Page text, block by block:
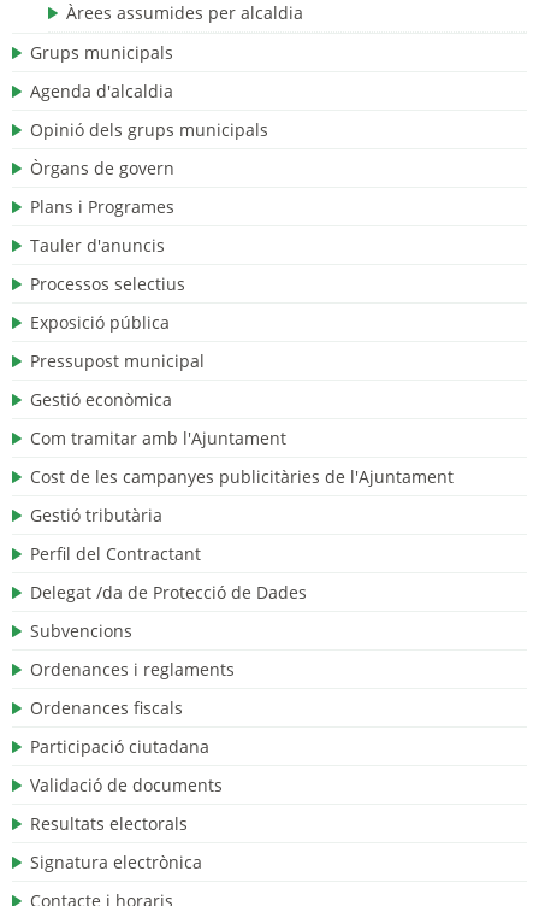
Àrees assumides per alcaldia
Grups municipals
Agenda d'alcaldia
Opinió dels grups municipals
Òrgans de govern
Plans i Programes
Tauler d'anuncis
Processos selectius
Exposició pública
Pressupost municipal
Gestió econòmica
Com tramitar amb l'Ajuntament
Cost de les campanyes publicitàries de l'Ajuntament
Gestió tributària
Perfil del Contractant
Delegat /da de Protecció de Dades
Subvencions
Ordenances i reglaments
Ordenances fiscals
Participació ciutadana
Validació de documents
Resultats electorals
Signatura electrònica
Contacte i horaris